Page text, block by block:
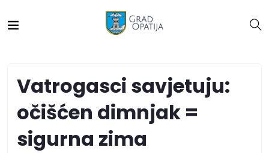
Vatrogasci savjetuju:
očišćen dimnjak =
sigurna zima